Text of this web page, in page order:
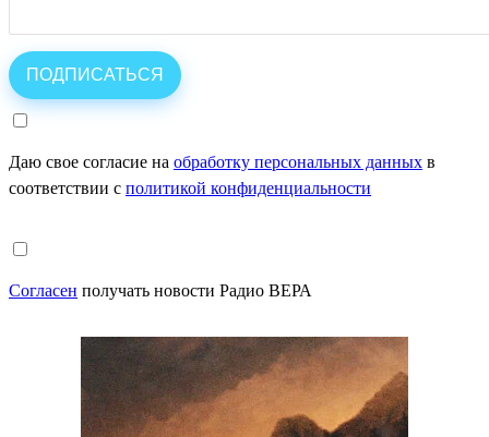
Даю свое согласие на обработку персональных данных в
соответствии с политикой конфиденциальности
Согласен получать новости Радио ВЕРА